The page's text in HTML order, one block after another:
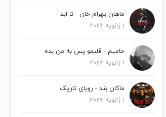
ماهان بهرام خان - تا ابد
1 ژانویه 2026
حامیم - قلبمو پس به من بده
1 ژانویه 2026
ماکان بند - رویای تاریک
1 ژانویه 2026